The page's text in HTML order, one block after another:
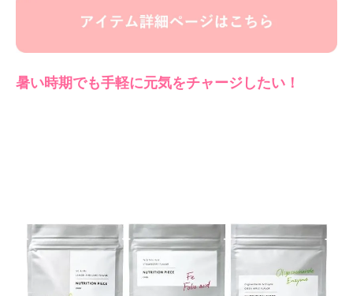
暑い時期でも手軽に元気をチャージしたい！